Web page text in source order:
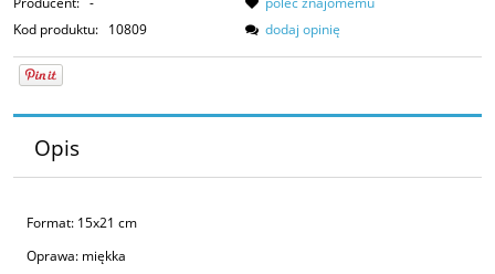
Kod produktu: 10809
dodaj opinię
Opis
Format: 15x21 cm
Oprawa: miękka